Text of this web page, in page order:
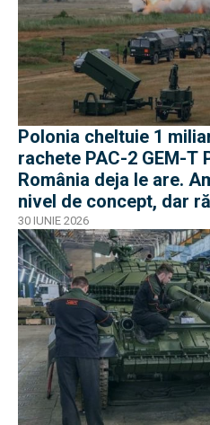
Polonia cheltuie 1
rachete PAC-2 GEM-T
România deja le are.
nivel de concept, dar
negocieri și industrie
30 IUNIE 2026